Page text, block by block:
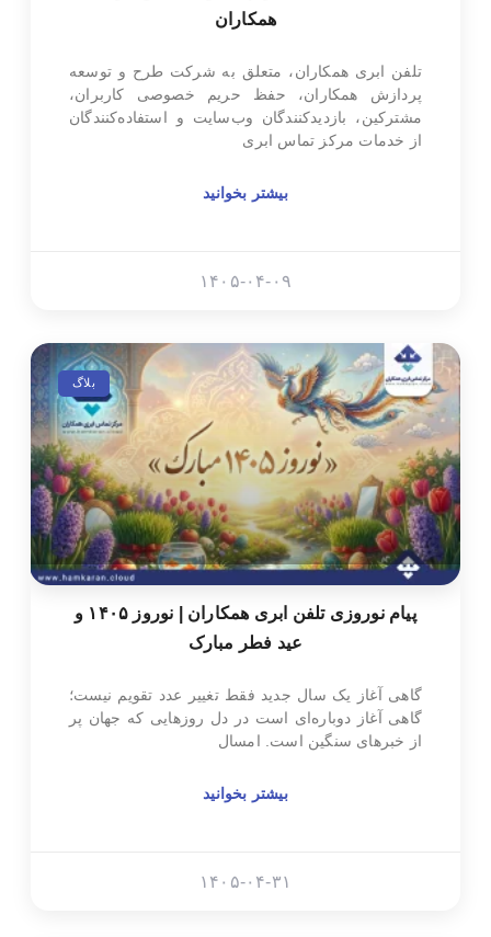
همکاران
تلفن ابری همکاران، متعلق به شرکت طرح و توسعه
پردازش همکاران، حفظ حریم خصوصی کاربران،
مشترکین، بازدیدکنندگان وب‌سایت و استفاده‌کنندگان
از خدمات مرکز تماس ابری
بیشتر بخوانید
۱۴۰۵-۰۴-۰۹
بلاگ
پیام نوروزی تلفن ابری همکاران | نوروز ۱۴۰۵ و
عید فطر مبارک
گاهی آغاز یک سال جدید فقط تغییر عدد تقویم نیست؛
گاهی آغاز دوباره‌ای است در دل روزهایی که جهان پر
از خبرهای سنگین است. امسال
بیشتر بخوانید
۱۴۰۵-۰۴-۳۱